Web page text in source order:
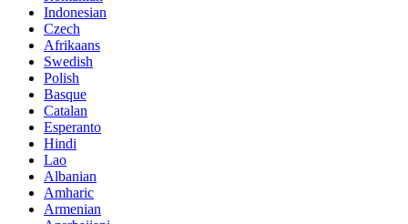
Indonesian
Czech
Afrikaans
Swedish
Polish
Basque
Catalan
Esperanto
Hindi
Lao
Albanian
Amharic
Armenian